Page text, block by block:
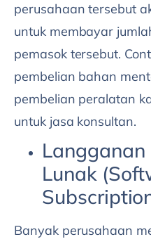
perusahaan tersebut
untuk membayar
pemasok tersebut.
pembelian bahan
pembelian peralatan
untuk jasa konsultan.
Lunak
Banyak perusahaan